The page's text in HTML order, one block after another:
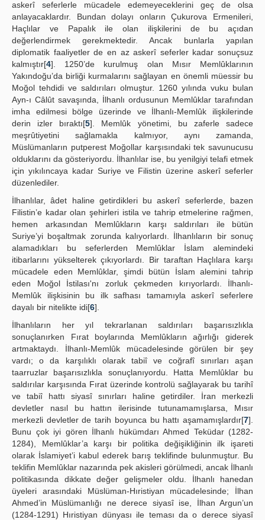
askerî seferlerle mücadele edemeyeceklerini geç de olsa
anlayacaklardır. Bundan dolayı onların Çukurova Ermenileri,
Haçlılar ve Papalık ile olan ilişkilerini de bu açıdan
değerlendirmek gerekmektedir. Ancak bunlarla yapılan
diplomatik faaliyetler de en az askerî seferler kadar sonuçsuz
kalmıştır[4]. 1250’de kurulmuş olan Mısır Memlûklarının
Yakındoğu’da birliği kurmalarını sağlayan en önemli müessir bu
Moğol tehdidi ve saldırıları olmuştur. 1260 yılında vuku bulan
Ayn-ı Câlût savaşında, İlhanlı ordusunun Memlûklar tarafından
imha edilmesi bölge üzerinde ve İlhanlı-Memlûk ilişkilerinde
derin izler bıraktı[5]. Memlûk yönetimi, bu zaferle sadece
meşrûtiyetini sağlamakla kalmıyor, aynı zamanda,
Müslümanların putperest Moğollar karşısındaki tek savunucusu
olduklarını da gösteriyordu. İlhanlılar ise, bu yenilgiyi telafi etmek
için yıkılıncaya kadar Suriye ve Filistin üzerine askerî seferler
düzenlediler.
İlhanlılar, âdet haline getirdikleri bu askerî seferlerde, bazen
Filistin’e kadar olan şehirleri istila ve tahrip etmelerine rağmen,
hemen arkasından Memlûkların karşı saldırıları ile bütün
Suriye’yi boşaltmak zorunda kalıyorlardı. İlhanlıların bir sonuç
alamadıkları bu seferlerden Memlûklar İslam alemindeki
itibarlarını yükselterek çıkıyorlardı. Bir taraftan Haçlılara karşı
mücadele eden Memlûklar, şimdi bütün İslam alemini tahrip
eden Moğol İstilası'nı zorluk çekmeden kırıyorlardı. İlhanlı-
Memlûk ilişkisinin bu ilk safhası tamamıyla askerî seferlere
dayalı bir nitelikte idi[6].
İlhanlıların her yıl tekrarlanan saldırıları başarısızlıkla
sonuçlanırken Fırat boylarında Memlûkların ağırlığı giderek
artmaktaydı. İlhanlı-Memlûk mücadelesinde görülen bir şey
vardı; o da karşılıklı olarak tabiî ve coğrafî sınırları aşan
taarruzlar başarısızlıkla sonuçlanıyordu. Hatta Memlûklar bu
saldırılar karşısında Fırat üzerinde kontrolü sağlayarak bu tarihî
ve tabiî hattı siyasî sınırları haline getirdiler. İran merkezli
devletler nasıl bu hattın ilerisinde tutunamamışlarsa, Mısır
merkezli devletler de tarih boyunca bu hattı aşamamışlardır[7].
Bunu çok iyi gören İlhanlı hükümdarı Ahmed Teküdar (1282-
1284), Memlûklar’a karşı bir politika değişikliğinin ilk işareti
olarak İslamiyet’i kabul ederek barış teklifinde bulunmuştur. Bu
teklifin Memlûklar nazarında pek akisleri görülmedi, ancak İlhanlı
politikasında dikkate değer gelişmeler oldu. İlhanlı hanedan
üyeleri arasındaki Müslüman-Hıristiyan mücadelesinde; İlhan
Ahmed’in Müslümanlığı ne derece siyasî ise, İlhan Argun’un
(1284-1291) Hıristiyan dünyası ile teması da o derece siyasî